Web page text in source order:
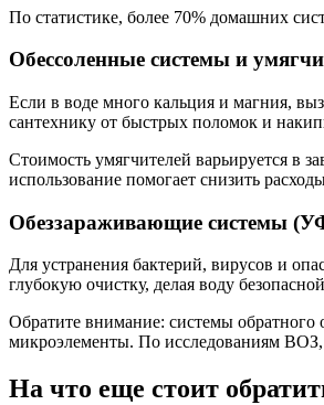
По статистике, более 70% домашних
Обессоленные системы и
Если в воде много кальция и магния,
сантехнику от быстрых поломок и
Стоимость умягчителей варьируется в
использование помогает снизить
Обеззараживающие системы
Для устранения бактерий, вирусов и
глубокую очистку, делая воду
Обратите внимание: системы обратного
микроэлементы. По исследованиям ВОЗ,
На что еще стоит